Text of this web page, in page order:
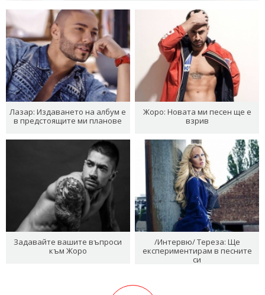
Лазар: Издаването на албум е
в предстоящите ми планове
Жоро: Новата ми песен ще е
взрив
Задавайте вашите въпроси
към Жоро
/Интервю/ Тереза: Ще
експериментирам в песните
си